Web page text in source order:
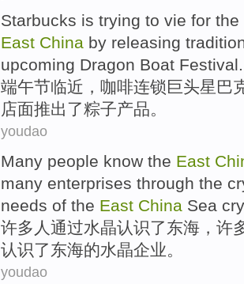
Starbucks is trying to vie for the
East China by releasing
upcoming Dragon Boat Festival.
端午节临近， 咖啡连锁巨头星巴
店面推出了粽子产品。
youdao
Many people know the East
many enterprises through the
needs of the East China Sea
许多 人 通过水晶认识了东海 ，许
认识了东海的水晶企业。
youdao